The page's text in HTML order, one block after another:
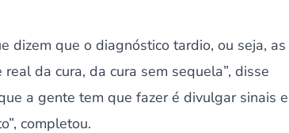
dizem que o diagnóstico tardio, ou seja, as
da cura, da cura sem sequela”, disse
a gente tem que fazer é divulgar sinais e
completou.